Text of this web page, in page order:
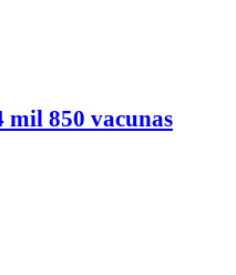
mil 850 vacunas